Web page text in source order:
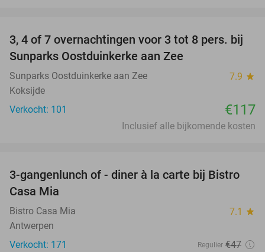
3, 4 of 7 overnachtingen voor 3 tot 8 pers. bij
Sunparks Oostduinkerke aan Zee
Sunparks Oostduinkerke aan Zee 7.9 star
Koksijde
Verkocht: 101
€117
Inclusief alle bijkomende kosten
50%
3-gangenlunch of - diner à la carte bij Bistro
Casa Mia
Bistro Casa Mia 7.1 star
Antwerpen
Verkocht: 171
Regulier €47